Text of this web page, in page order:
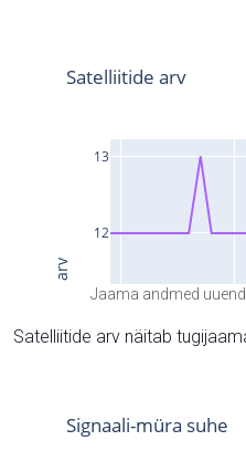
Jaama andmed
Satelliitide arv näitab